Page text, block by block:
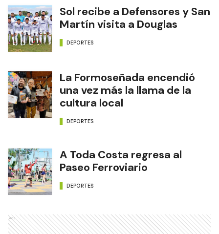
Sol recibe a Defensores y San
Martín visita a Douglas
DEPORTES
La Formoseñada encendió
una vez más la llama de la
cultura local
DEPORTES
A Toda Costa regresa al
Paseo Ferroviario
DEPORTES
Ads